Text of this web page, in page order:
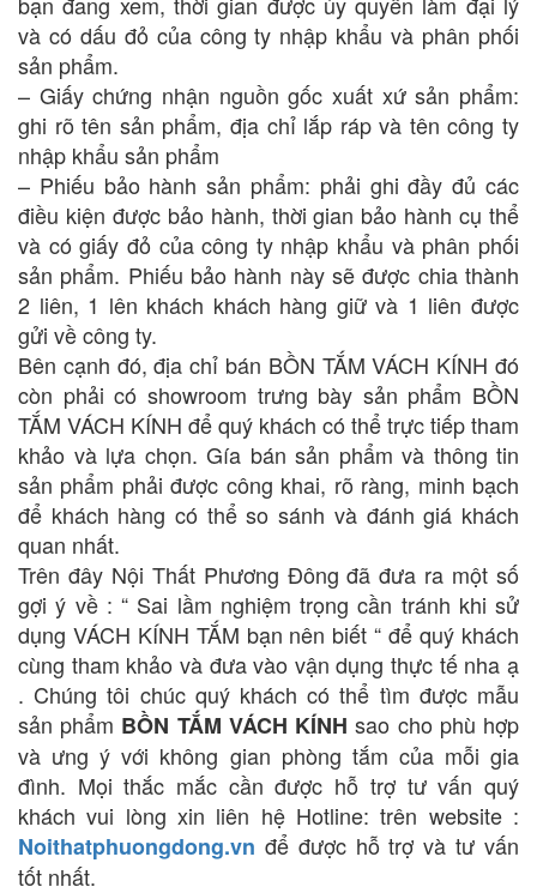
và có dấu đỏ của công ty nhập khẩu và phân phối
sản phẩm.
– Giấy chứng nhận nguồn gốc xuất xứ sản phẩm:
ghi rõ tên sản phẩm, địa chỉ lắp ráp và tên công ty
nhập khẩu sản phẩm
– Phiếu bảo hành sản phẩm: phải ghi đầy đủ các
điều kiện được bảo hành, thời gian bảo hành cụ thể
và có giấy đỏ của công ty nhập khẩu và phân phối
sản phẩm. Phiếu bảo hành này sẽ được chia thành
2 liên, 1 lên khách khách hàng giữ và 1 liên được
gửi về công ty.
Bên cạnh đó, địa chỉ bán BỒN TẮM VÁCH KÍNH đó
còn phải có showroom trưng bày sản phẩm BỒN
TẮM VÁCH KÍNH để quý khách có thể trực tiếp tham
khảo và lựa chọn. Gía bán sản phẩm và thông tin
sản phẩm phải được công khai, rõ ràng, minh bạch
để khách hàng có thể so sánh và đánh giá khách
quan nhất.
Trên đây Nội Thất Phương Đông đã đưa ra một số
gợi ý về : “ Sai lầm nghiệm trọng cần tránh khi sử
dụng VÁCH KÍNH TẮM bạn nên biết “ để quý khách
cùng tham khảo và đưa vào vận dụng thực tế nha ạ
. Chúng tôi chúc quý khách có thể tìm được mẫu
sản phẩm BỒN TẮM VÁCH KÍNH sao cho phù hợp
và ưng ý với không gian phòng tắm của mỗi gia
đình. Mọi thắc mắc cần được hỗ trợ tư vấn quý
khách vui lòng xin liên hệ Hotline: trên website :
Noithatphuongdong.vn để được hỗ trợ và tư vấn
tốt nhất.